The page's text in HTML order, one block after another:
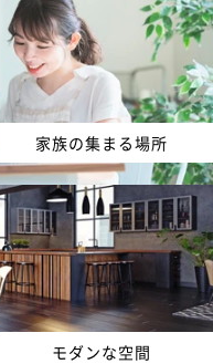
家族の集まる場所
モダンな空間